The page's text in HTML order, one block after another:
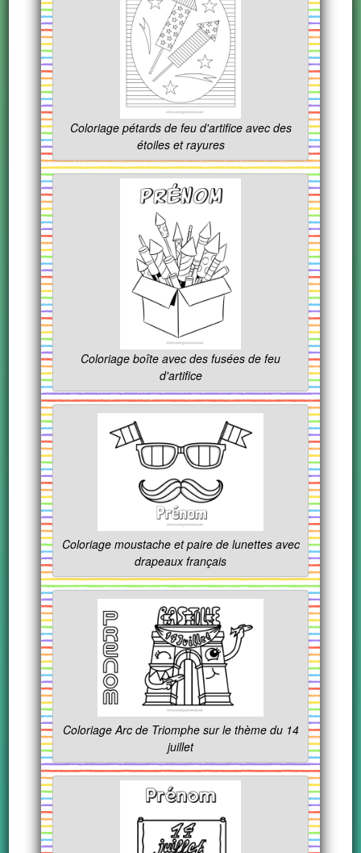
Coloriage pétards de feu d'artifice avec des
étoiles et rayures
Coloriage boîte avec des fusées de feu
d'artifice
Coloriage moustache et paire de lunettes avec
drapeaux français
Coloriage Arc de Triomphe sur le thème du 14
juillet